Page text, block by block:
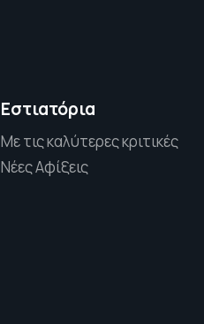
Εστιατόρια
Με τις καλύτερες κριτικές
Νέες Αφίξεις